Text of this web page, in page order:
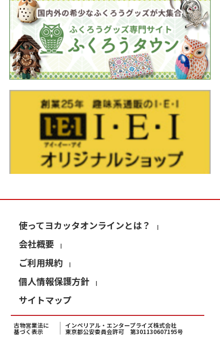
使ってヨカッタオンラインとは？
会社概要
ご利用規約
個人情報保護方針
サイトマップ
古物営業法に
基づく表示
インペリアル・エンタープライズ株式会社
東京都公安委員会許可 第301130607195号